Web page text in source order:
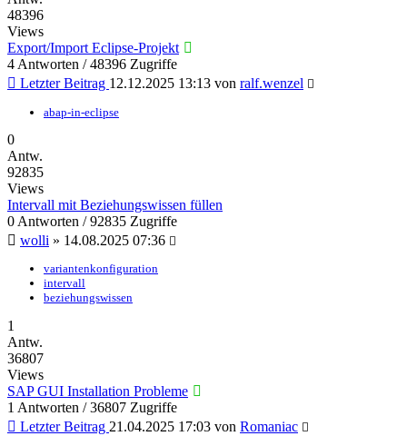
48396
Views
Export/Import Eclipse-Projekt
4 Antworten / 48396 Zugriffe
Letzter Beitrag 12.12.2025 13:13 von ralf.wenzel
abap-in-eclipse
0
Antw.
92835
Views
Intervall mit Beziehungswissen füllen
0 Antworten / 92835 Zugriffe
wolli » 14.08.2025 07:36
variantenkonfiguration
intervall
beziehungswissen
1
Antw.
36807
Views
SAP GUI Installation Probleme
1 Antworten / 36807 Zugriffe
Letzter Beitrag 21.04.2025 17:03 von Romaniac